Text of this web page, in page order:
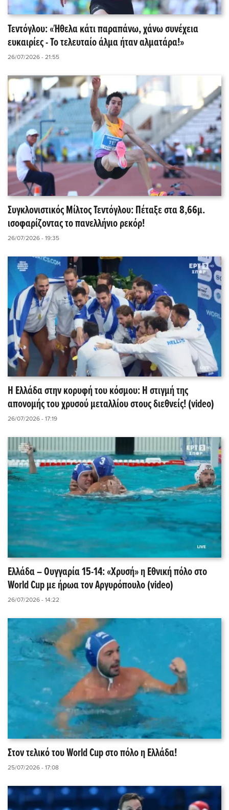
Τεντόγλου: «Ήθελα κάτι παραπάνω, χάνω συνέχεια
ευκαιρίες - Το τελευταίο άλμα ήταν αλματάρα!»
26/07/2026 - 21:55
Συγκλονιστικός Μίλτος Τεντόγλου: Πέταξε στα 8,66μ.
ισοφαρίζοντας το πανελλήνιο ρεκόρ!
26/07/2026 - 19:35
Η Ελλάδα στην κορυφή του κόσμου: Η στιγμή της
απονομής του χρυσού μεταλλίου στους διεθνείς! (video)
26/07/2026 - 17:19
Ελλάδα – Ουγγαρία 15-14: «Χρυσή» η Εθνική πόλο στο
World Cup με ήρωα τον Αργυρόπουλο (video)
26/07/2026 - 14:22
Στον τελικό του World Cup στο πόλο η Ελλάδα!
25/07/2026 - 17:08